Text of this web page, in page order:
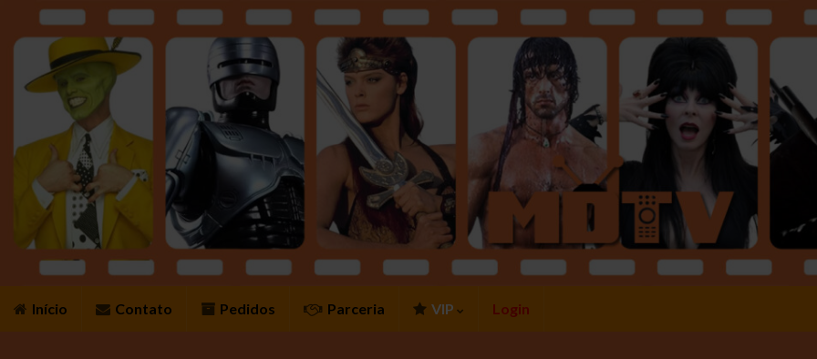
Início Contato Pedidos Parceria VIP Login